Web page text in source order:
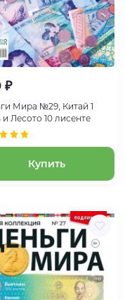
₽
Мира №29, Китай 1
Лесото 10 лисенте
Купить